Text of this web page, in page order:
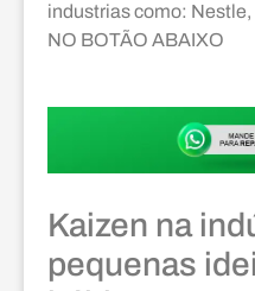
industrias como:
NO BOTÃO ABAIXO
Kaizen na
pequenas